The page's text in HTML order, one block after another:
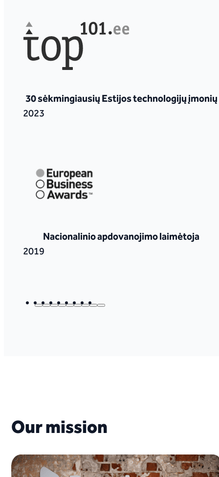
30 sėkmingiausių Estijos technologijų įmonių
2023
Nacionalinio apdovanojimo laimėtoja
2019
Our mission